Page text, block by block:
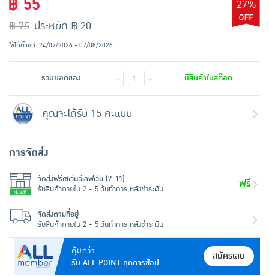
คุ้มกว่า
รับ ALL POINT ทุกการช้อป
สมัครเลย
฿ 75
27%
ประหยัด ฿ 20
ใช้ได้ตั้งแต่ 24/07/2026 - 07/08/2026
รวมยอดของ - + มีสินค้าในสต๊อก
คุณจะได้รับ 15 คะแนน
การจัดส่ง
จัดส่งฟรีเซเว่นอีเลฟเว่น (7-11)
รับสินค้าภายใน 2 - 5 วันทำการ หลังชำระเงิน
ฟรี
จัดส่งตามที่อยู่
รับสินค้าภายใน 2 - 5 วันทำการ หลังชำระเงิน